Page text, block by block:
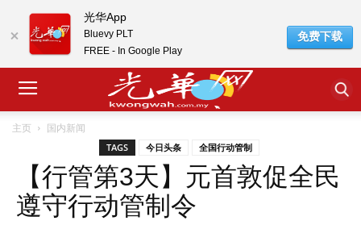
主页 国内新闻
TAGS 今日头条 全国行动管制
【行管第3天】元首敦促全民
遵守行动管制令
光华App
Bluevy PLT
FREE - In Google Play
免费下载